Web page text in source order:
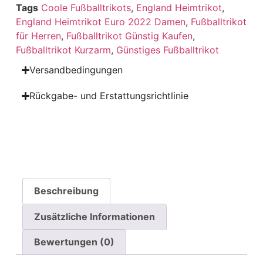
Tags Coole Fußballtrikots, England Heimtrikot,
England Heimtrikot Euro 2022 Damen, Fußballtrikot
für Herren, Fußballtrikot Günstig Kaufen,
Fußballtrikot Kurzarm, Günstiges Fußballtrikot
Versandbedingungen
Rückgabe- und Erstattungsrichtlinie
Beschreibung
Zusätzliche Informationen
Bewertungen (0)